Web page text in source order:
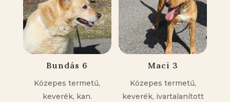
Bundás 6
Közepes termetű,
keverék, kan.
Maci 3
Közepes termetű,
keverék, ivartalanított